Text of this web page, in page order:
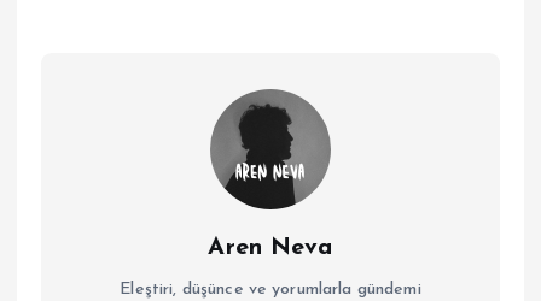
Aren Neva
Eleştiri, düşünce ve yorumlarla gündemi